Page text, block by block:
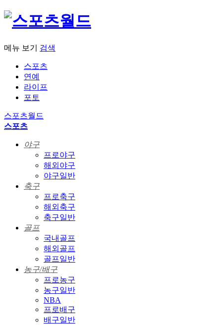
메뉴 보기 검색
스포츠
연예
라이프
포토
스포츠월드
스포츠
야구
프로야구
해외야구
야구일반
축구
프로축구
해외축구
축구일반
골프
국내골프
해외골프
골프일반
농구/배구
프로농구
농구일반
NBA
프로배구
배구일반